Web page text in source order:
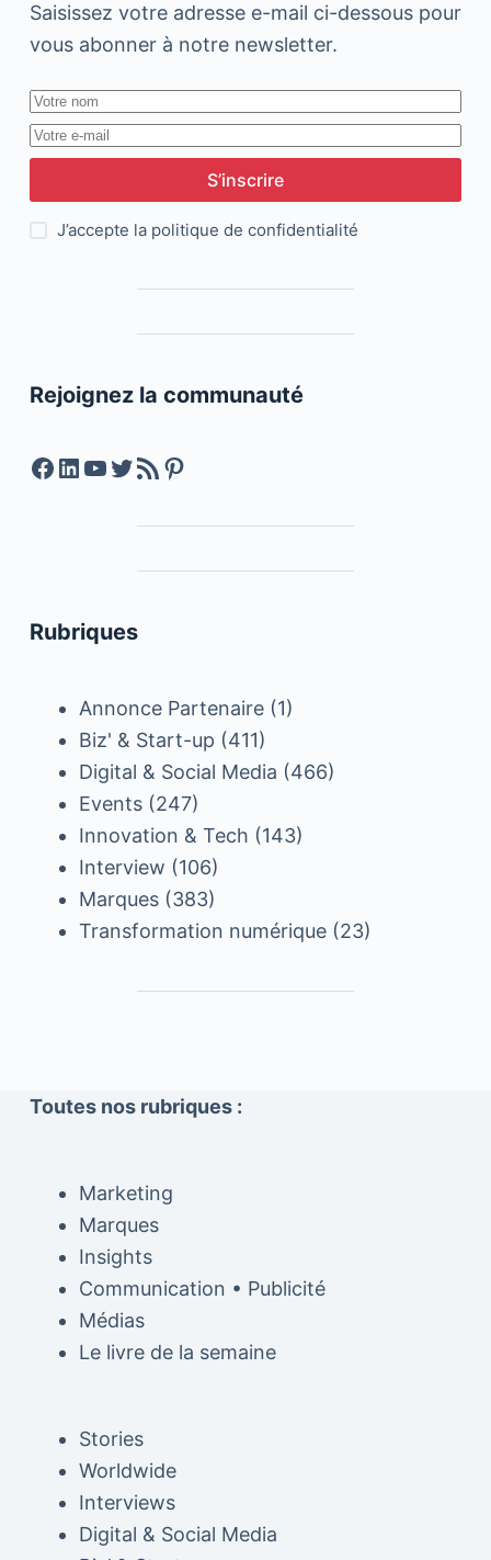
Saisissez votre adresse e-mail ci-dessous pour
vous abonner à notre newsletter.
S’inscrire
J’accepte la politique de confidentialité
Rejoignez la communauté
Facebook
LinkedIn
YouTube
Twitter
Feed RSSPinterest
Rubriques
Annonce Partenaire(1)
Biz' & Start-up (411)
Digital & Social Media (466)
Events(247)
Innovation & Tech (143)
Interview (106)
Marques(383)
Transformation numérique(23)
Toutes nos rubriques :
Marketing
Marques
Insights
Communication • Publicité
Médias
Le livre de la semaine
Stories
Worldwide
Interviews
Digital & Social Media